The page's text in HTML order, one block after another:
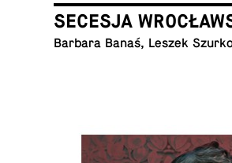
SECESJA
Barbara Banaś, Leszek